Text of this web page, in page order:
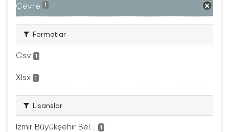
Çevre 1
Formatlar
Csv 1
Xlsx 1
Lisanslar
İzmir Büyükşehir Bel... 1